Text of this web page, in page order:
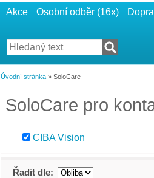
Akce Osobní odběr (16x)
Úvodní stránka » SoloCare
SoloCare pro
CIBA Vision
Řadit dle: